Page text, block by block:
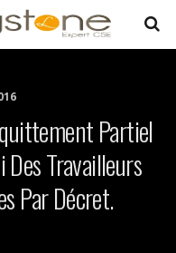
Partiel
Des Travailleurs
Par Décret.